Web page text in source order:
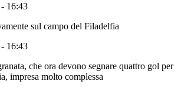
16:43
sul campo del Filadelfia
16:43
che ora devono segnare quattro gol per
impresa molto complessa